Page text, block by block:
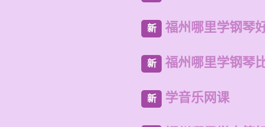
新 福州哪里学钢琴
新 福州哪里学钢琴
新 学音乐网课